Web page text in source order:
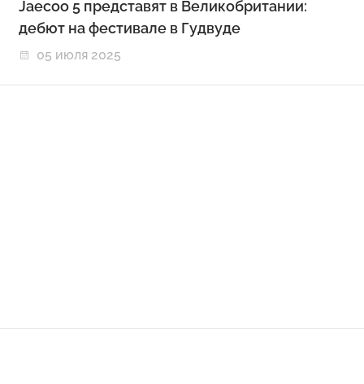
Jaecoo 5 представят в Великобритании:
дебют на фестивале в Гудвуде
05 июля 2025